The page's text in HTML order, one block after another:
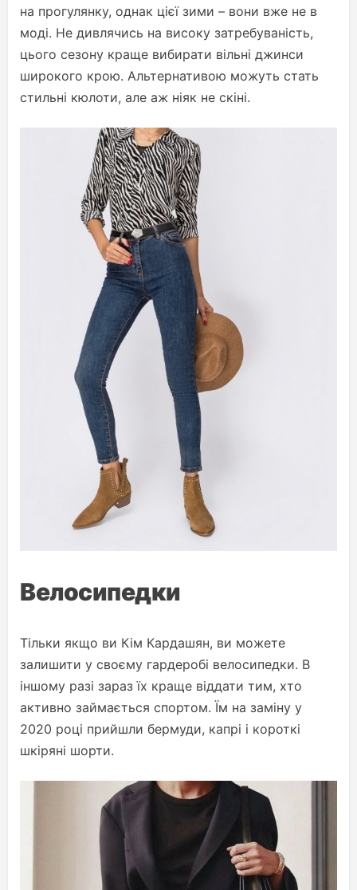
на прогулянку, однак цієї зими – вони вже не в
моді. Не дивлячись на високу затребуваність,
цього сезону краще вибирати вільні джинси
широкого крою. Альтернативою можуть стать
стильні кюлоти, але аж ніяк не скіні.
Велосипедки
Тільки якщо ви Кім Кардашян, ви можете
залишити у своєму гардеробі велосипедки. В
іншому разі зараз їх краще віддати тим, хто
активно займається спортом. Їм на заміну у
2020 році прийшли бермуди, капрі і короткі
шкіряні шорти.